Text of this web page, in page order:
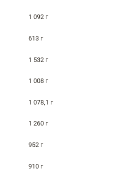
1 092 г
613 г
1 532 г
1 008 г
1 078,1 г
1 260 г
952 г
910 г